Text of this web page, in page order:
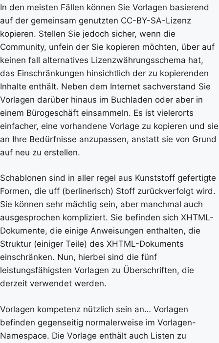
In den meisten Fällen können Sie Vorlagen basierend
auf der gemeinsam genutzten CC-BY-SA-Lizenz
kopieren. Stellen Sie jedoch sicher, wenn die
Community, unfein der Sie kopieren möchten, über auf
keinen fall alternatives Lizenzwährungsschema hat,
das Einschränkungen hinsichtlich der zu kopierenden
Inhalte enthält. Neben dem Internet sachverstand Sie
Vorlagen darüber hinaus im Buchladen oder aber in
einem Bürogeschäft einsammeln. Es ist vielerorts
einfacher, eine vorhandene Vorlage zu kopieren und sie
an Ihre Bedürfnisse anzupassen, anstatt sie von Grund
auf neu zu erstellen.
Schablonen sind in aller regel aus Kunststoff gefertigte
Formen, die uff (berlinerisch) Stoff zurückverfolgt wird.
Sie können sehr mächtig sein, aber manchmal auch
ausgesprochen kompliziert. Sie befinden sich XHTML-
Dokumente, die einige Anweisungen enthalten, die
Struktur (einiger Teile) des XHTML-Dokuments
einschränken. Nun, hierbei sind die fünf
leistungsfähigsten Vorlagen zu Überschriften, die
derzeit verwendet werden.
Vorlagen kompetenz nützlich sein an… Vorlagen
befinden gegenseitig normalerweise im Vorlagen-
Namespace. Die Vorlage enthält auch Listen zu